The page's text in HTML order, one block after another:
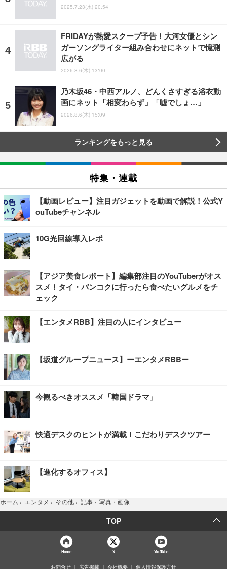
2025.7.23(水) 20:54
FRIDAYが熱愛スクープ予告！大河女優とシン
ガーソングライター組み合わせにネットで憶測
広がる
2026.8.6(木) 13:00
乃木坂46・中西アルノ、どんくさすぎる浴衣動
画にネット「相変わらず」「嘘でしょ…」
2026.8.6(木) 15:09
ランキングをもっと見る
特集・連載
【動画レビュー】注目ガジェットを動画で解説！公式Y
ouTubeチャンネル
10G光回線導入レポ
【アジア美食レポート】編集部注目のYouTuberがオス
スメ！タイ・バンコクに行ったら食べたいグルメをチ
ェック
【エンタメRBB】注目の人にインタビュー
【坂道グループニュース】ーエンタメRBBー
今観るべきオススメ「韓国ドラマ」
快適デスクのヒントが満載！こだわりデスクツアー
【進化するオフィス】
ホーム › エンタメ › その他 › 記事 › 写真・画像
TOP
Home X YouTube
お問合せ 広告掲載 会社概要 個人情報保護方針